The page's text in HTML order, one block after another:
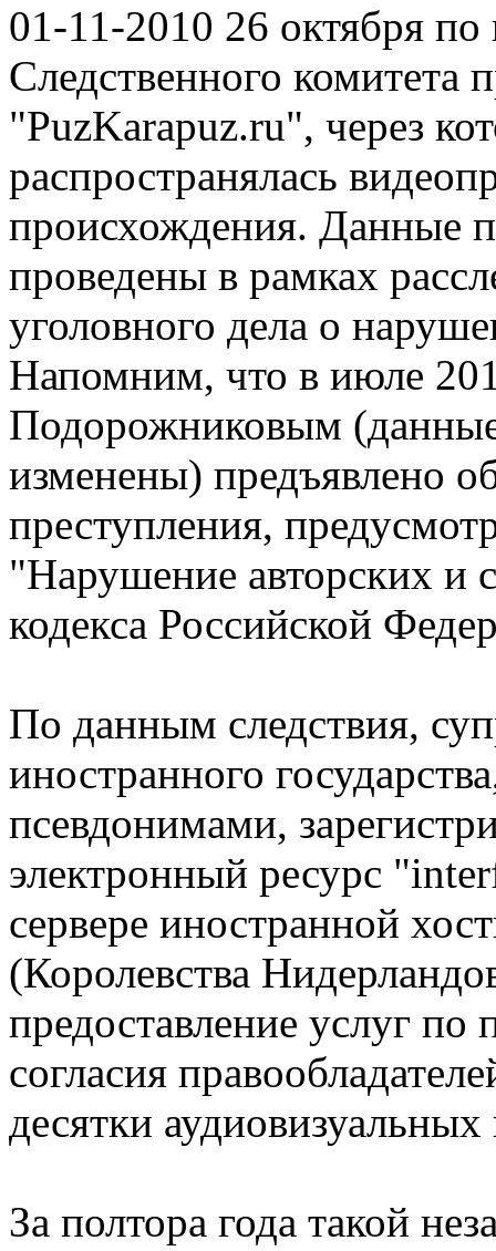
01-11-2010 26 октября по
Следственного
"PuzKarapuz.ru", через
распространялась
происхождения. Данные
проведены в рамках
уголовного дела о
Напомним, что в июле
Подорожниковым
изменены) предъявлено
преступления,
"Нарушение авторских и
кодекса Российской
По данным следствия,
иностранного
псевдонимами,
электронный ресурс
сервере иностранной
(Королевства
предоставление услуг
согласия
десятки
За полтора года такой